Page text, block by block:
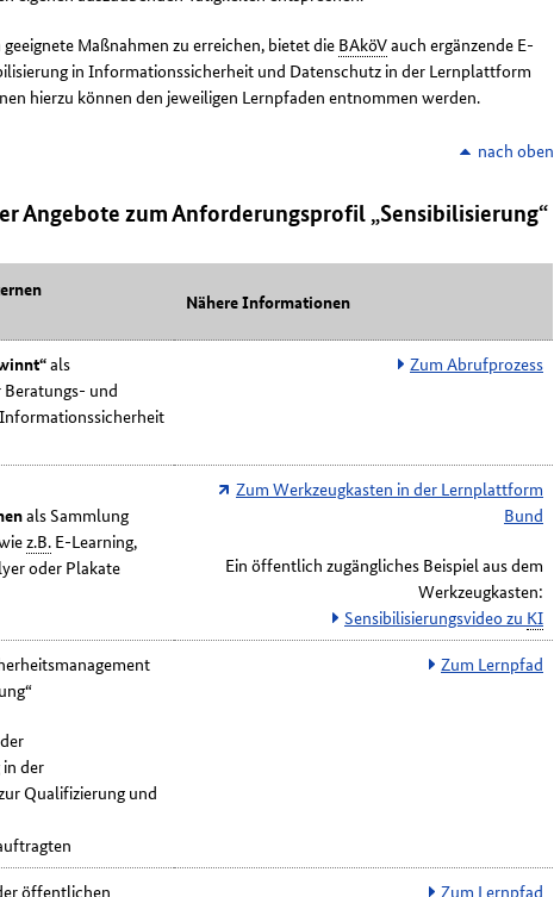
Maßnahmen zu erreichen, bietet die BAköVauch ergänzende E-
in Informationssicherheit und Datenschutz in der Lernplattform
hierzu können den jeweiligen Lernpfaden entnommen werden.
nach oben
Angebote zum Anforderungsprofil „Sensibilisierung“
Nähere Informationen
als
und
Zum Abrufprozess
als Sammlung
z.B. E-Learning,
oder Plakate
Zum Werkzeugkasten in der Lernplattform
Bund
Ein öffentlich zugängliches Beispiel aus dem
Werkzeugkasten:
Sensibilisierungsvideo zu KI
der
Qualifizierung und
Zum Lernpfad
öffentlichen Zum Lernpfad